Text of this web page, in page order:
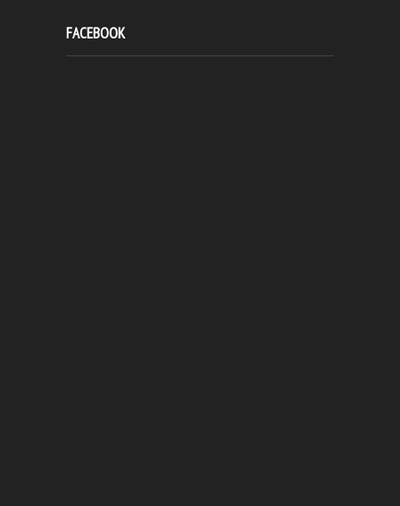
FACEBOOK